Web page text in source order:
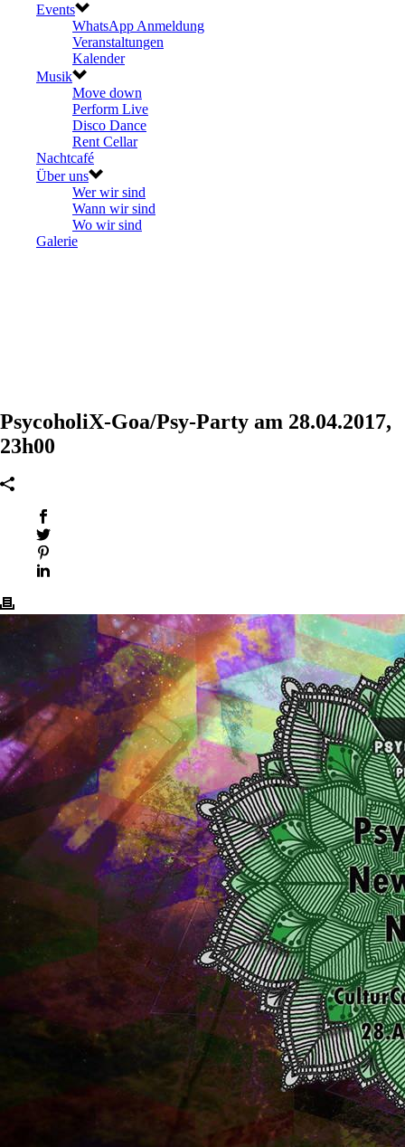
Events
WhatsApp Anmeldung
Veranstaltungen
Kalender
Musik
Move down
Perform Live
Disco Dance
Rent Cellar
Nachtcafé
Über uns
Wer wir sind
Wann wir sind
Wo wir sind
Galerie
PsycoholiX-Goa/Psy-Party am 28.04.2017,
23h00